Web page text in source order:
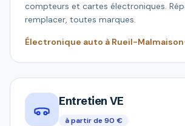
compteurs et cartes électroniques.
remplacer, toutes marques.
Électronique auto à Rueil-Malmaison
Entretien VE
à partir de 90 €